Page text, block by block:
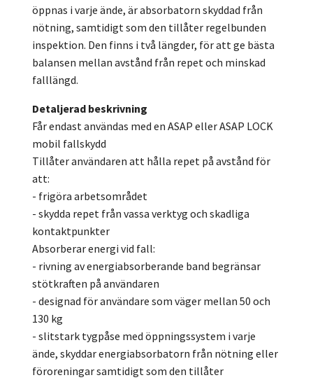
öppnas i varje ände, är absorbatorn skyddad från
nötning, samtidigt som den tillåter regelbunden
inspektion. Den finns i två längder, för att ge bästa
balansen mellan avstånd från repet och minskad
falllängd.
Detaljerad beskrivning
Får endast användas med en ASAP eller ASAP LOCK
mobil fallskydd
Tillåter användaren att hålla repet på avstånd för
att:
- frigöra arbetsområdet
- skydda repet från vassa verktyg och skadliga
kontaktpunkter
Absorberar energi vid fall:
- rivning av energiabsorberande band begränsar
stötkraften på användaren
- designad för användare som väger mellan 50 och
130 kg
- slitstark tygpåse med öppningssystem i varje
ände, skyddar energiabsorbatorn från nötning eller
föroreningar samtidigt som den tillåter